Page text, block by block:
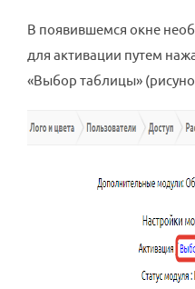
В появившемся окне
для активации путем
«Выбор таблицы»